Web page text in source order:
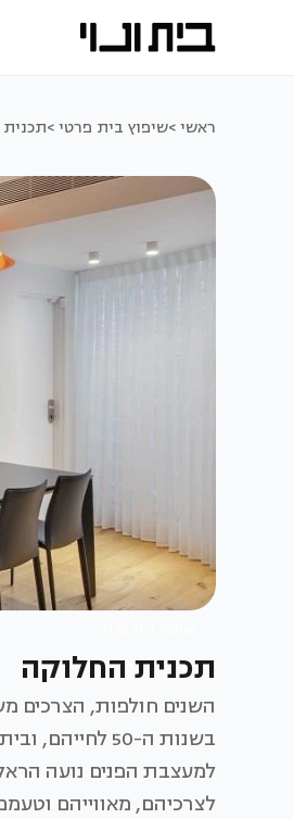
ראשי >שיפוץ בית פרטי >
תכנית החלוקה
השנים חולפות, הצרכים
בשנות ה-50
למעצבת הפנים נועה
לצרכיהם, מאווייהם